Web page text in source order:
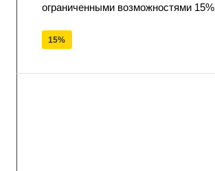
ограниченными возможностями 15%
15%